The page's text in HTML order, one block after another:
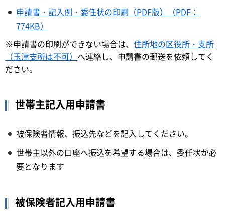
申請書・記入例・委任状の印刷（PDF版）（PDF：
774KB）
※申請書の印刷ができない場合は、 住所地の区役所・支所
（玉津支所は不可） へ連絡し、申請書の郵送を依頼してく
ださい。
世帯主記入用申請書
被保険者情報、振込先などを記入してください。
世帯主以外の口座へ振込を希望する場合は、委任状が必
要となります
被保険者記入用申請書